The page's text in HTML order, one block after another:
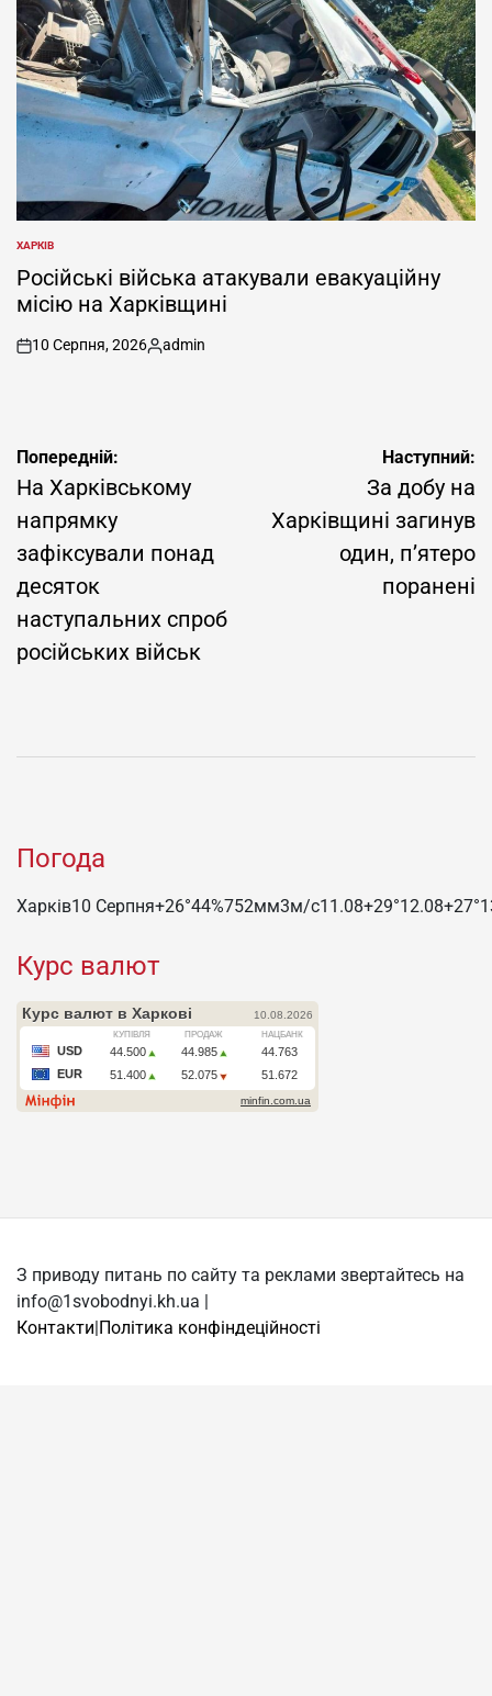
ОПУБЛІКУВАТИ
У
ХАРКІВ
Російські війська атакували евакуаційну
місію на Харківщині
on
10 Серпня, 2026
Опубліковано
admin
Навігація
записів
Попередній:
На Харківському
напрямку
зафіксували понад
десяток
наступальних спроб
російських військ
Наступний:
За добу на
Харківщині загинув
один, п’ятеро
поранені
Погода
Харків10 Серпня+26°44%752мм3м/c11.08+29°12.08+27°
Курс валют
З приводу питань по сайту та реклами звертайтесь на
info@1svobodnyi.kh.ua |
Контакти|Політика конфіндеційності